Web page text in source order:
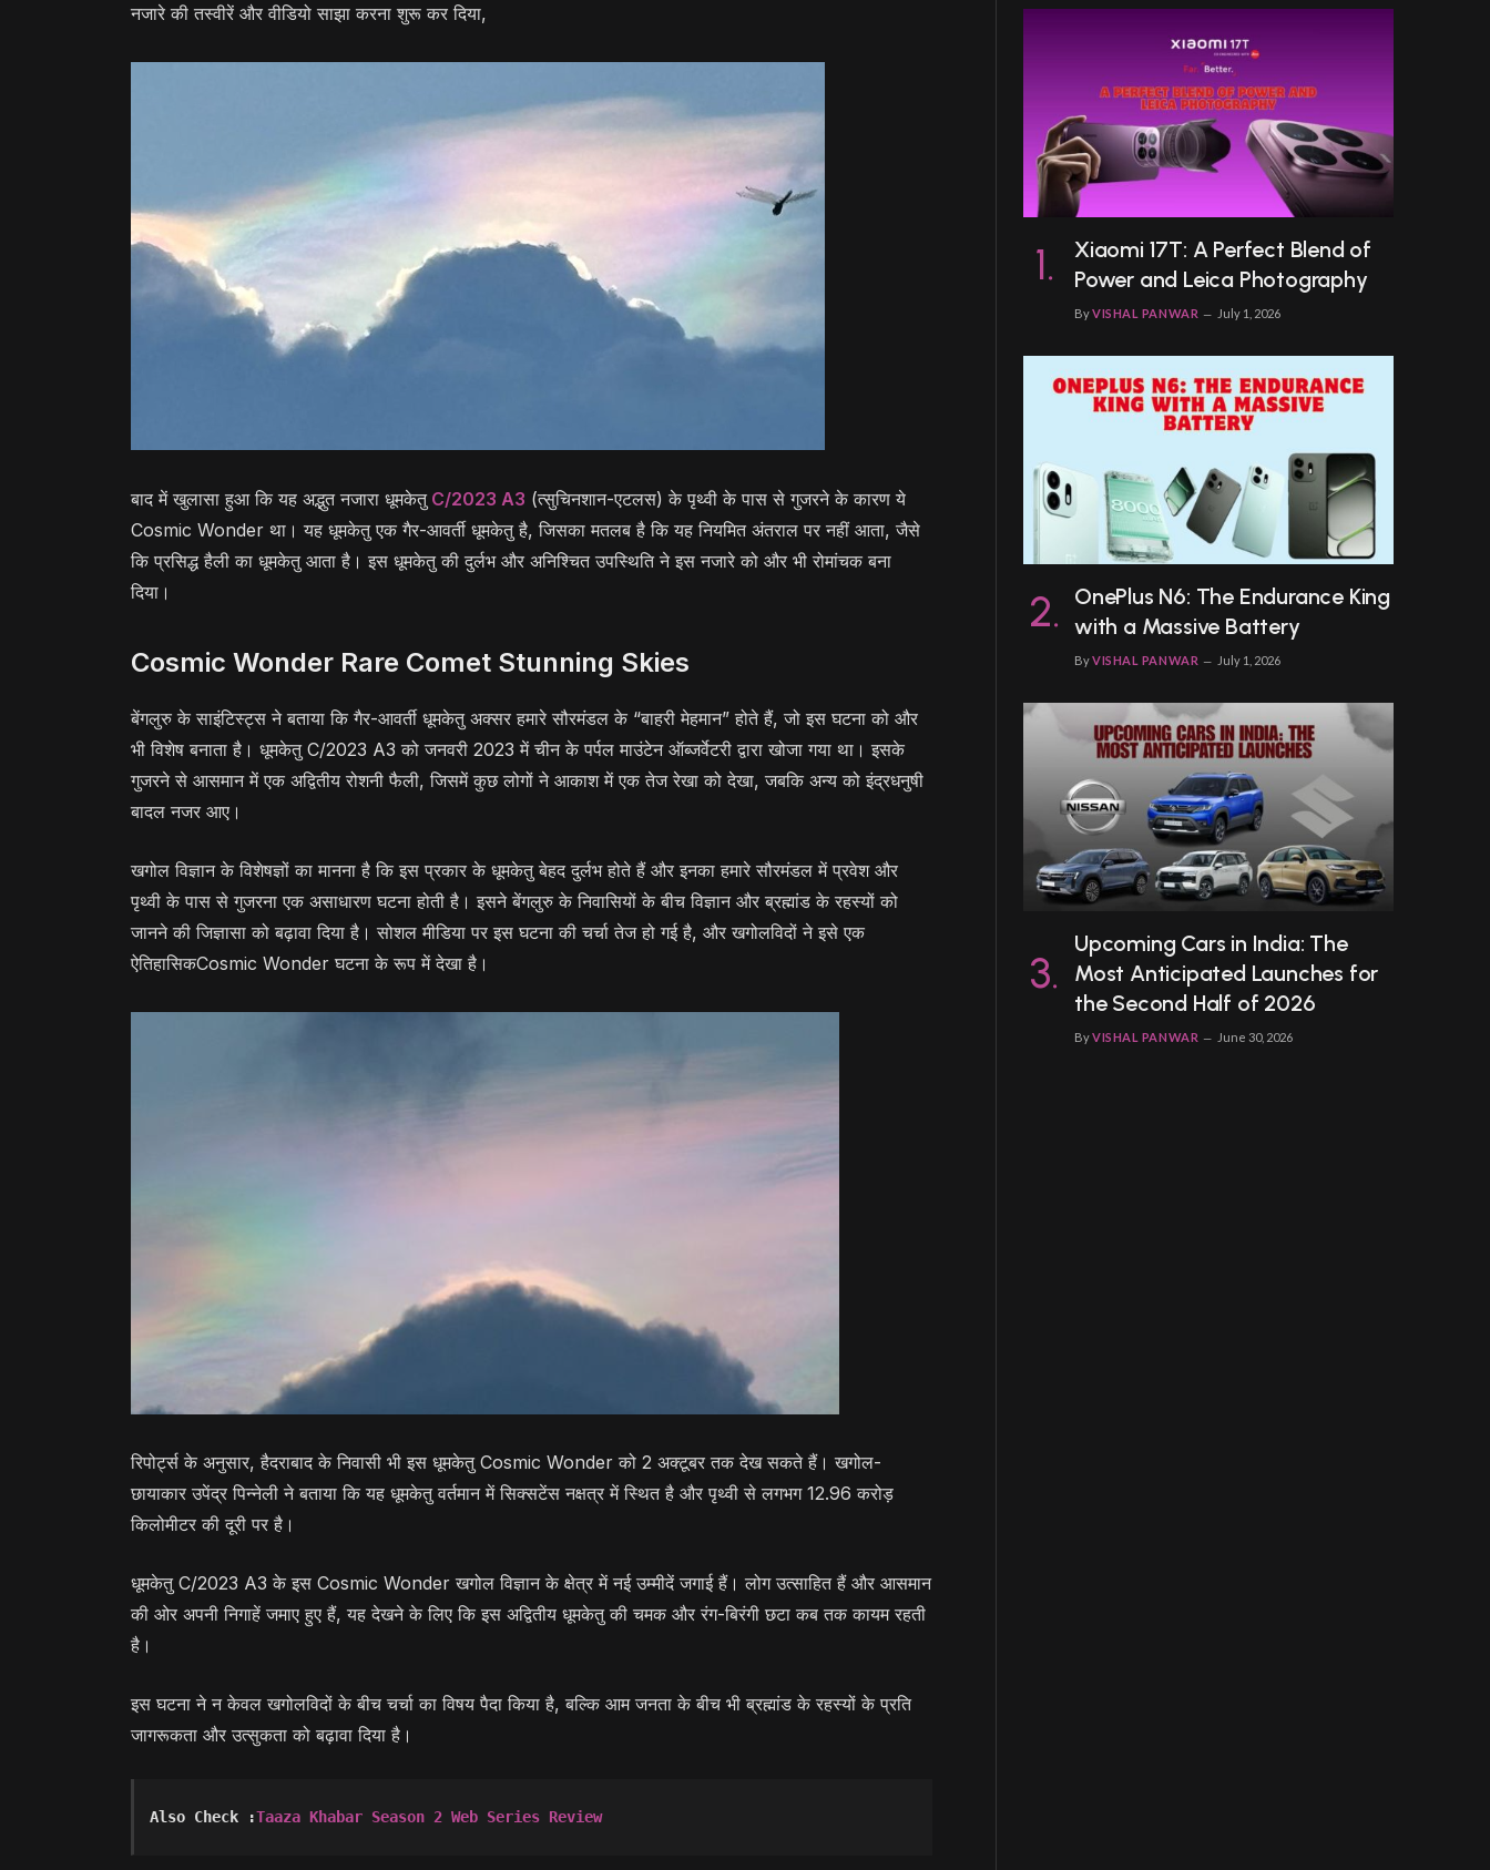
नजारे की तस्वीरें और वीडियो साझा करना शुरू कर दिया,
बाद में खुलासा हुआ कि यह अद्भुत नजारा धूमकेतुC/2023 A3 (त्सुचिनशान-एटलस) के पृथ्वी के पास से गुजरने के कारण ये
Cosmic Wonder था। यह धूमकेतु एक गैर-आवर्ती धूमकेतु है, जिसका मतलब है कि यह नियमित अंतराल पर नहीं आता, जैसे
कि प्रसिद्ध हैली का धूमकेतु आता है। इस धूमकेतु की दुर्लभ और अनिश्चित उपस्थिति ने इस नजारे को और भी रोमांचक बना
दिया।
Cosmic Wonder Rare Comet Stunning Skies
बेंगलुरु के साइंटिस्ट्स ने बताया कि गैर-आवर्ती धूमकेतु अक्सर हमारे सौरमंडल के “बाहरी मेहमान” होते हैं, जो इस घटना को और
भी विशेष बनाता है। धूमकेतु C/2023 A3 को जनवरी 2023 में चीन के पर्पल माउंटेन ऑब्जर्वेटरी द्वारा खोजा गया था। इसके
गुजरने से आसमान में एक अद्वितीय रोशनी फैली, जिसमें कुछ लोगों ने आकाश में एक तेज रेखा को देखा, जबकि अन्य को इंद्रधनुषी
बादल नजर आए।
खगोल विज्ञान के विशेषज्ञों का मानना है कि इस प्रकार के धूमकेतु बेहद दुर्लभ होते हैं और इनका हमारे सौरमंडल में प्रवेश और
पृथ्वी के पास से गुजरना एक असाधारण घटना होती है। इसने बेंगलुरु के निवासियों के बीच विज्ञान और ब्रह्मांड के रहस्यों को
जानने की जिज्ञासा को बढ़ावा दिया है। सोशल मीडिया पर इस घटना की चर्चा तेज हो गई है, और खगोलविदों ने इसे एक
ऐतिहासिकCosmic Wonder घटना के रूप में देखा है।
रिपोर्ट्स के अनुसार, हैदराबाद के निवासी भी इस धूमकेतु Cosmic Wonder को 2 अक्टूबर तक देख सकते हैं। खगोल-
छायाकार उपेंद्र पिन्नेली ने बताया कि यह धूमकेतु वर्तमान में सिक्सटेंस नक्षत्र में स्थित है और पृथ्वी से लगभग 12.96 करोड़
किलोमीटर की दूरी पर है।
धूमकेतु C/2023 A3 के इस Cosmic Wonder खगोल विज्ञान के क्षेत्र में नई उम्मीदें जगाई हैं। लोग उत्साहित हैं और आसमान
की ओर अपनी निगाहें जमाए हुए हैं, यह देखने के लिए कि इस अद्वितीय धूमकेतु की चमक और रंग-बिरंगी छटा कब तक कायम रहती
है।
इस घटना ने न केवल खगोलविदों के बीच चर्चा का विषय पैदा किया है, बल्कि आम जनता के बीच भी ब्रह्मांड के रहस्यों के प्रति
जागरूकता और उत्सुकता को बढ़ावा दिया है।
Also Check :Taaza Khabar Season 2 Web Series Review
Xiaomi 17T: A Perfect Blend of
Power and Leica Photography
ByVISHAL PANWAR July 1, 2026
OnePlus N6: The Endurance King
with a Massive Battery
ByVISHAL PANWAR July 1, 2026
Upcoming Cars in India: The
Most Anticipated Launches for
the Second Half of 2026
ByVISHAL PANWAR June 30, 2026